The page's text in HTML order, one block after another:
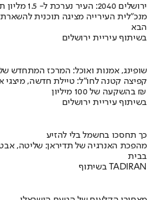
ירושלים 2040: העיר נערכת ל- 1.5 מליון תושבים
מנכ"לית העירייה מציגה תוכנית
הבא
בשיתוף עיריית ירושלים
שופינג, אמנות ואוכל: המרכז המתחדש
קפיצה קטנה לחו"ל: טיילת חדשה, מיצגי
בהשקעה של 100 מיליון ₪
בשיתוף עיריית ירושלים
כך תחסכו בחשמל בלי להזיע
מהפכת האנרגיה של תדיראן: שליטה,
בבית
בשיתוף TADIRAN